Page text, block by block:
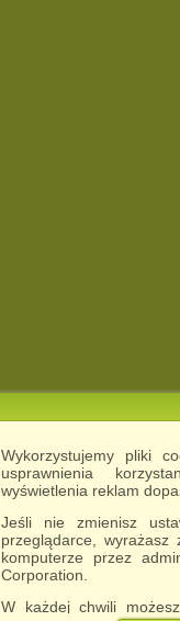
Wykorzystujemy pliki
usprawnienia
wyświetlenia reklam
Jeśli nie zmienisz
przeglądarce,
komputerze przez
Corporation.
W każdej chwili